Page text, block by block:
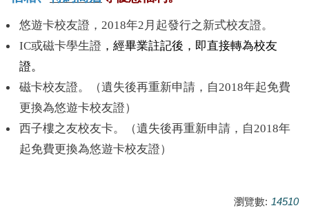
悠遊卡校友證，2018年2月起發行之新式校友證。
IC或磁卡學生證 ，經畢業註記後，即直接轉為校友
證。
磁卡校友證。（遺失後再重新申請，自2018年起免費
更換為悠遊卡校友證）
西子樓之友校友卡。（遺失後再重新申請，自2018年
起免費更換為悠遊卡校友證）
瀏覽數: 14510